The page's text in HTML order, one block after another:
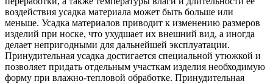
воздействия усадка материала может быть больше или
меньше. Усадка материалов приводит к изменению размеров
изделий при носке, что ухудшает их внешний вид, а иногда
делает непригодными для дальнейшей эксплуатации.
Принудительная усадка достигается специальной утюжкой и
позволяет придать отдельным участкам изделия необходимую
форму при влажно-тепловой обработке. Принудительная